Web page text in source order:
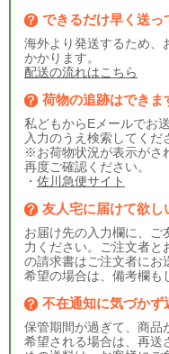
できるだけ早く送っ
海外より発送するため、
かかります。
配送の流れはこちら
荷物の追跡はできま
私どもからEメールでお
入力のうえ検索してくだ
※お荷物状況が表示がさ
再度ご確認ください。
・ 佐川急便サイト
友人宅に届けて欲し
お届け先の入力欄に、ご
力ください。ご注文者と
の請求書はご注文者にお
希望の場合は、備考欄も
不在通知に気づかず
保管期間が過ぎて、商品
希望される場合は、再送